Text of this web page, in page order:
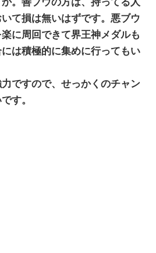
て損は無いはずです。悪ブウ
に周回できて界王神メダルも
には積極的に集めに行ってもい
ですので、せっかくのチャン
す。